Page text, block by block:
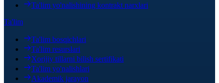
Ta'lim yo'nalishining kontrakt narxlari
Ta'lim
Ta'lim bosqichlari
Ta'lim resurslari
Xorijiy tillarni bilish sertifikati
Ta'lim yo'nalishlari
Akademik jarayon